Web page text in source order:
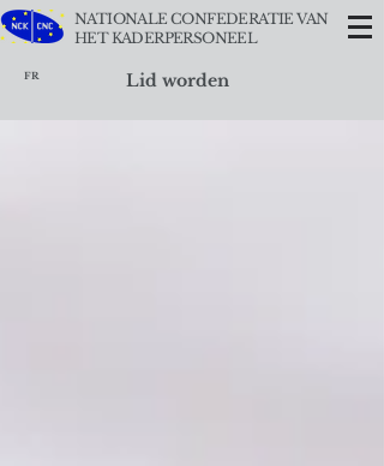
FR
NATIONALE CONFEDERATIE VAN
HET KADERPERSONEEL
Lid worden